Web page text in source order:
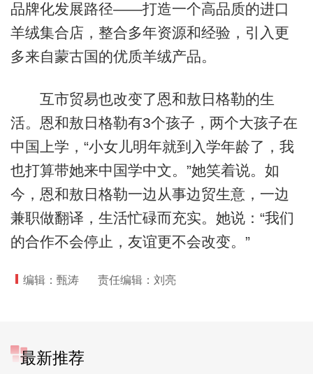
品牌化发展路径——打造一个高品质的进口
羊绒集合店，整合多年资源和经验，引入更
多来自蒙古国的优质羊绒产品。
互市贸易也改变了恩和敖日格勒的生
活。恩和敖日格勒有3个孩子，两个大孩子在
中国上学，“小女儿明年就到入学年龄了，我
也打算带她来中国学中文。”她笑着说。如
今，恩和敖日格勒一边从事边贸生意，一边
兼职做翻译，生活忙碌而充实。她说：“我们
的合作不会停止，友谊更不会改变。”
编辑：甄涛 责任编辑：刘亮
最新推荐